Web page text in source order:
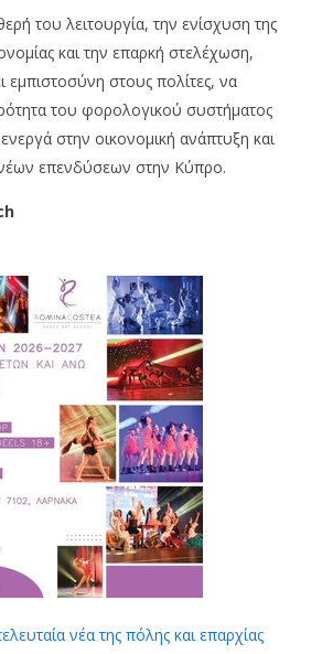
του λειτουργία, την ενίσχυση της
και την επαρκή στελέχωση,
εμπιστοσύνη στους πολίτες, να
του φορολογικού συστήματος
στην οικονομική ανάπτυξη και
επενδύσεων στην Κύπρο.
νέα της πόλης και επαρχίας